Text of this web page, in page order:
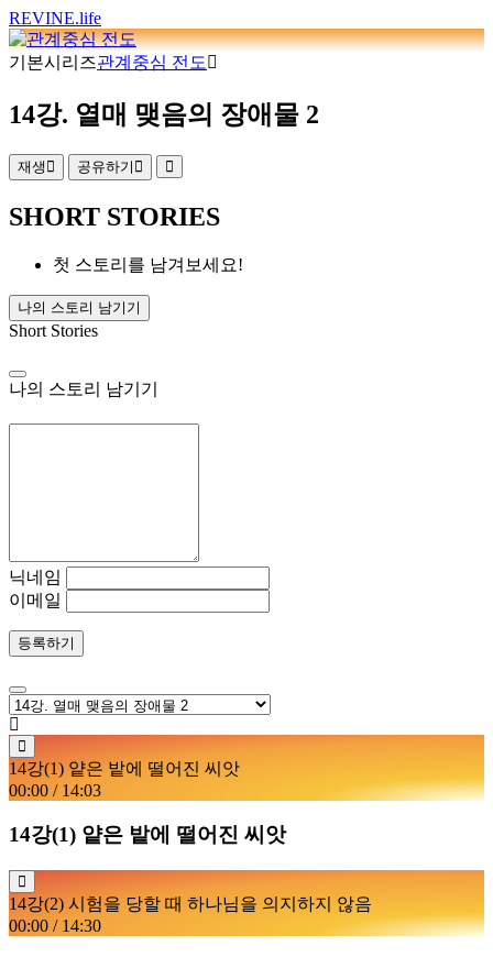
REVINE.life
기본시리즈관계중심 전도
14강. 열매 맺음의 장애물 2
재생 공유하기
SHORT STORIES
첫 스토리를 남겨보세요!
나의 스토리 남기기
Short Stories
나의 스토리 남기기
닉네임
이메일
등록하기
14강(1) 얕은 밭에 떨어진 씨앗
00:00 / 14:03
14강(1) 얕은 밭에 떨어진 씨앗
14강(2) 시험을 당할 때 하나님을 의지하지 않음
00:00 / 14:30